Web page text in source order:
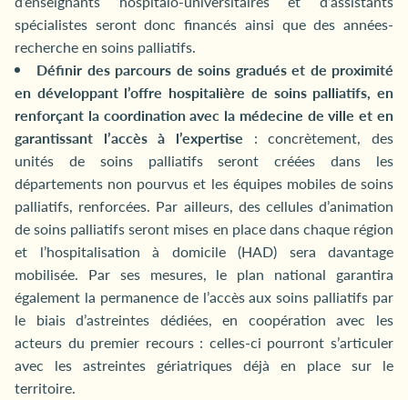
spécialistes seront donc financés ainsi que des années-
recherche en soins palliatifs.
Définir des parcours de soins gradués et de proximité
en développant l’offre hospitalière de soins palliatifs, en
renforçant la coordination avec la médecine de ville et en
garantissant l’accès à l’expertise : concrètement, des
unités de soins palliatifs seront créées dans les
départements non pourvus et les équipes mobiles de soins
palliatifs, renforcées. Par ailleurs, des cellules d’animation
de soins palliatifs seront mises en place dans chaque région
et l’hospitalisation à domicile (HAD) sera davantage
mobilisée. Par ses mesures, le plan national garantira
également la permanence de l’accès aux soins palliatifs par
le biais d’astreintes dédiées, en coopération avec les
acteurs du premier recours : celles-ci pourront s’articuler
avec les astreintes gériatriques déjà en place sur le
territoire.